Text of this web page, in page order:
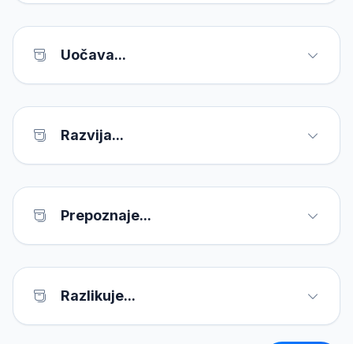
Uočava...
Razvija...
Prepoznaje...
Razlikuje...